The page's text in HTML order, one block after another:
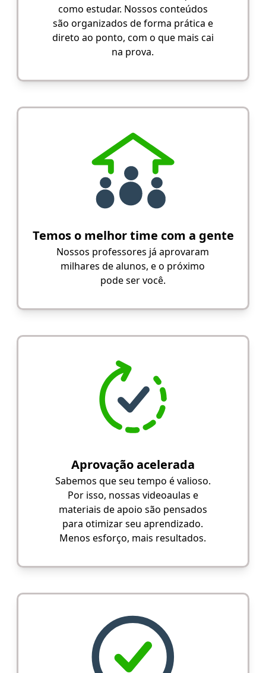
como estudar. Nossos conteúdos
são organizados de forma prática e
direto ao ponto, com o que mais cai
na prova.
Temos o melhor time com a gente
Nossos professores já aprovaram
milhares de alunos, e o próximo
pode ser você.
Aprovação acelerada
Sabemos que seu tempo é valioso.
Por isso, nossas videoaulas e
materiais de apoio são pensados
para otimizar seu aprendizado.
Menos esforço, mais resultados.